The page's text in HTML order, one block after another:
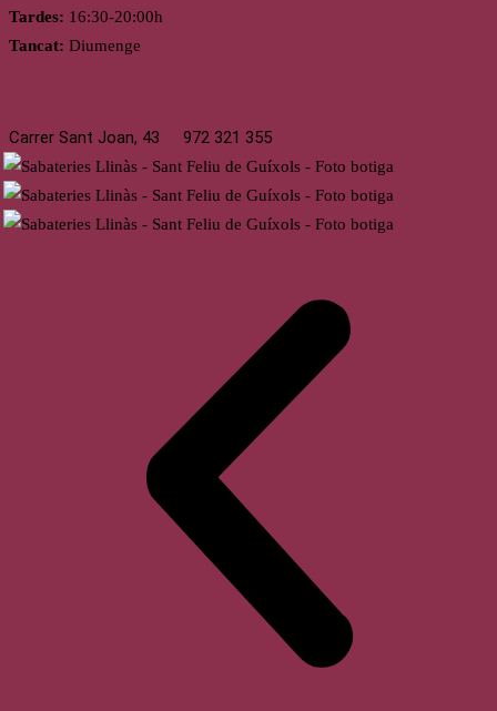
Tardes: 16:30-20:00h
Tancat: Diumenge
Carrer Sant Joan, 43 972 321 355